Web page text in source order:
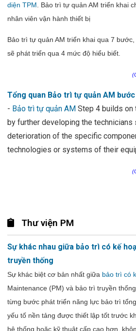
diện TPM . Bảo trì tự quản AM triển khai
nhân viên vận hành thiết bị
Bảo trì tự quản AM triển khai qua 7
sẽ phát triển qua 4 mức độ hiểu biết.
Tổng quan Bảo trì tự quản AM
- Bảo trì tự quản AM Step 4 builds
by further developing the
deterioration of the specific
technologies or systems of their
Thư viện PM
Sự khác nhau giữa bảo trì có kế
truyền thống
Sự khác biệt cơ bản nhất giữa bảo trì có
Maintenance (PM) và bảo trì truyền
từng bước phát triển năng lực bảo trì
yếu tố nền tảng được thiết lập tốt trước
hệ thống hoặc kỹ thuật cấp cao hơn,